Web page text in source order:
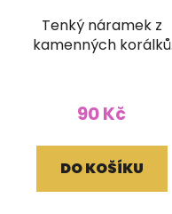
Tenký náramek z
kamenných korálků
90 Kč
DO KOŠÍKU